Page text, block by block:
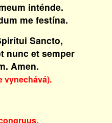
inténde.
me festína.
Sancto,
nunc et semper
Amen.
vynechává).